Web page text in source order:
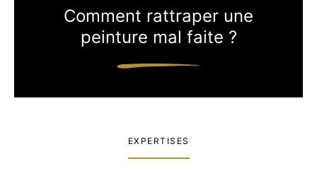
Comment rattraper une
peinture mal faite ?
EXPERTISES